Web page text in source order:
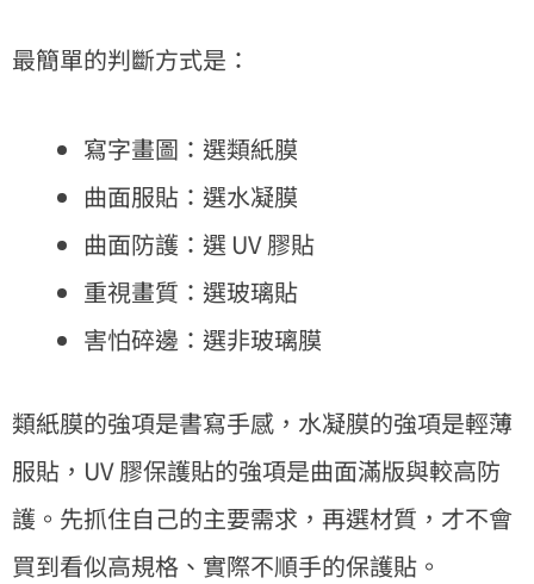
最簡單的判斷方式是：
寫字畫圖：選類紙膜
曲面服貼：選水凝膜
曲面防護：選 UV 膠貼
重視畫質：選玻璃貼
害怕碎邊：選非玻璃膜
類紙膜的強項是書寫手感，水凝膜的強項是輕薄
服貼，UV 膠保護貼的強項是曲面滿版與較高防
護。先抓住自己的主要需求，再選材質，才不會
買到看似高規格、實際不順手的保護貼。